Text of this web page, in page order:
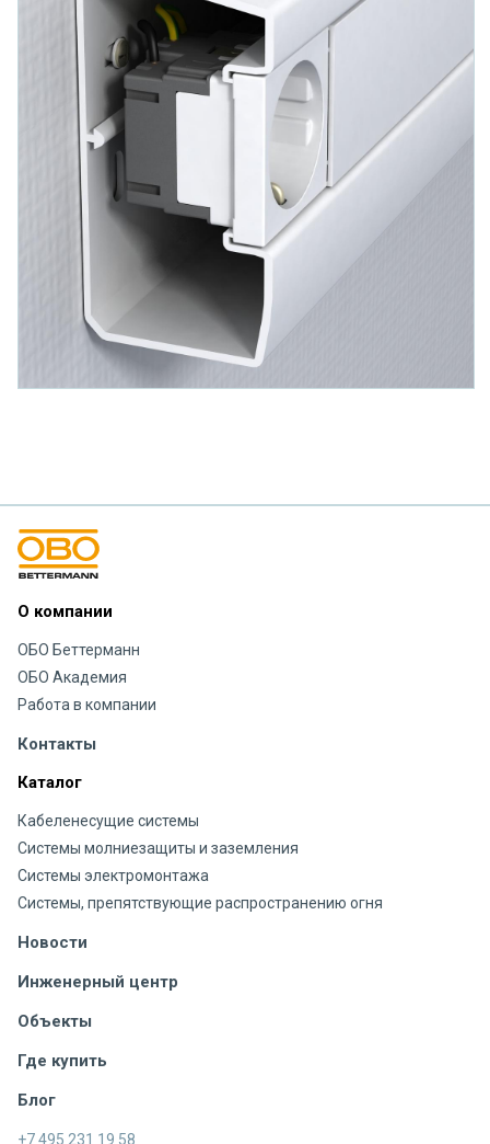
О компании
ОБО Беттерманн
ОБО Академия
Работа в компании
Контакты
Каталог
Кабеленесущие системы
Системы молниезащиты и заземления
Системы электромонтажа
Системы, препятствующие распространению огня
Новости
Инженерный центр
Объекты
Где купить
Блог
+7 495 231 19 58